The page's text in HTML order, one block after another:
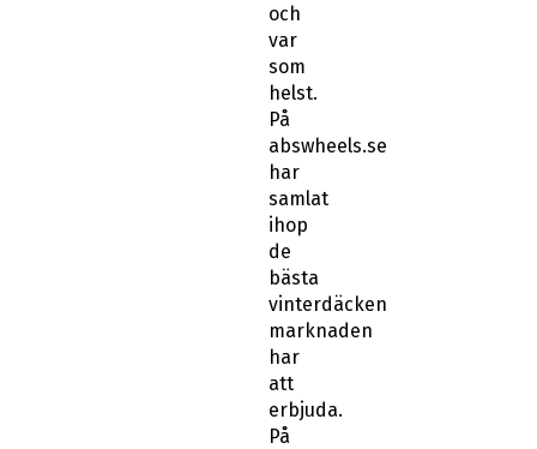
och
var
som
helst.
På
abswheels.se
har
samlat
ihop
de
bästa
vinterdäcken
marknaden
har
att
erbjuda.
På